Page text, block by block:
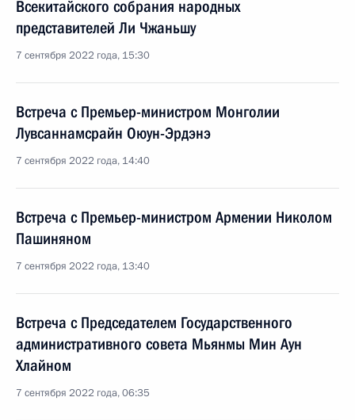
Всекитайского собрания народных
представителей Ли Чжаньшу
7 сентября 2022 года, 15:30
Встреча с Премьер-министром Монголии
Лувсаннамсрайн Оюун-Эрдэнэ
7 сентября 2022 года, 14:40
Встреча с Премьер-министром Армении Николом
Пашиняном
7 сентября 2022 года, 13:40
Встреча с Председателем Государственного
административного совета Мьянмы Мин Аун
Хлайном
7 сентября 2022 года, 06:35